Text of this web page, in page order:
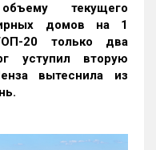
текущего
домов на 1
20 только два
уступил вторую
вытеснила из